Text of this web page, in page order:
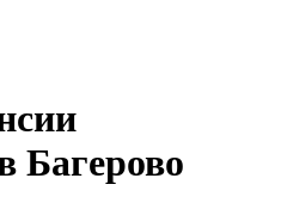
Багерово